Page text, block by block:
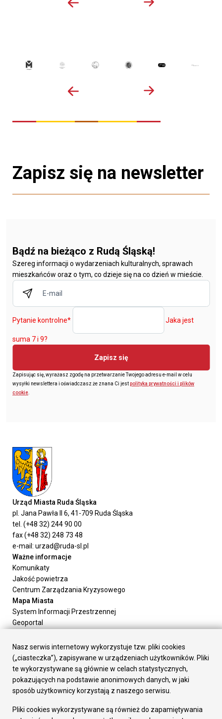
Zapisz się na newsletter
Bądź na bieżąco z Rudą Śląską!
Szereg informacji o wydarzeniach kulturalnych, sprawach
mieszkańców oraz o tym, co dzieje się na co dzień w mieście.
Pytanie kontrolne* Jaka jest
suma 7 i 9?
Zapisz się
Zapisując się, wyrażasz zgodę na przetwarzanie Twojego adresu e-mail w celu
wysyłki newslettera i oświadczasz że znana Ci jestpolityka prywatności i plików
cookie
Urząd Miasta Ruda Śląska
pl. Jana Pawła II 6, 41-709 Ruda Śląska
tel. (+48 32) 244 90 00
fax (+48 32) 248 73 48
e-mail: urzad@ruda-sl.pl
Ważne informacje
Komunikaty
Jakość powietrza
Centrum Zarządzania Kryzysowego
Mapa Miasta
System Informacji Przestrzennej
Geoportal
Załatw sprawę
Prezydent Miasta
Rada Miasta
Wydziały
Elektroniczna Skrzynka Podawcza
Gospodarka
Nasz serwis internetowy wykorzystuje tzw. pliki cookies
(„ciasteczka”), zapisywane w urządzeniach użytkowników. Pliki
te wykorzystywane są głównie w celach statystycznych,
pokazujących na podstawie anonimowych danych, w jaki
sposób użytkownicy korzystają z naszego serwisu.
Pliki cookies wykorzystywane są również do zapamiętywania